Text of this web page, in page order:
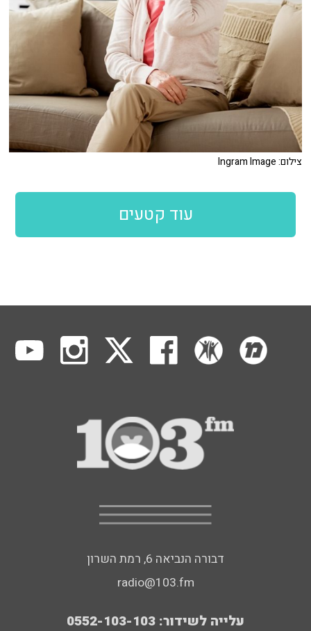
צילום: Ingram Image
עוד קטעים
דבורה הנביאה 6, רמת השרון
radio@103.fm
עלייה לשידור: 0552-103-103